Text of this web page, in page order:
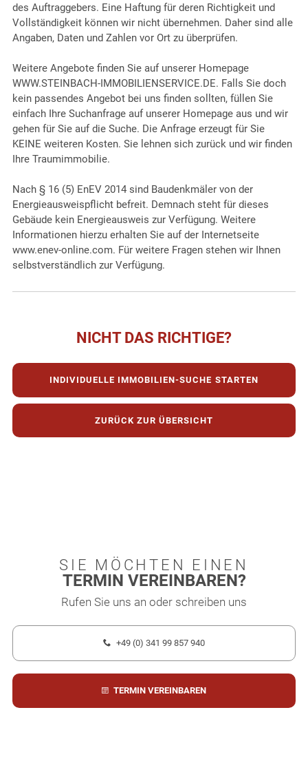
des Auftraggebers. Eine Haftung für deren Richtigkeit und
Vollständigkeit können wir nicht übernehmen. Daher sind alle
Angaben, Daten und Zahlen vor Ort zu überprüfen.
Weitere Angebote finden Sie auf unserer Homepage
WWW.STEINBACH-IMMOBILIENSERVICE.DE. Falls Sie doch
kein passendes Angebot bei uns finden sollten, füllen Sie
einfach Ihre Suchanfrage auf unserer Homepage aus und wir
gehen für Sie auf die Suche. Die Anfrage erzeugt für Sie
KEINE weiteren Kosten. Sie lehnen sich zurück und wir finden
Ihre Traumimmobilie.
Nach § 16 (5) EnEV 2014 sind Baudenkmäler von der
Energieausweispflicht befreit. Demnach steht für dieses
Gebäude kein Energieausweis zur Verfügung. Weitere
Informationen hierzu erhalten Sie auf der Internetseite
www.enev-online.com. Für weitere Fragen stehen wir Ihnen
selbstverständlich zur Verfügung.
NICHT DAS RICHTIGE?
INDIVIDUELLE IMMOBILIEN-SUCHE STARTEN
ZURÜCK ZUR ÜBERSICHT
SIE MÖCHTEN EINEN
TERMIN VEREINBAREN?
Rufen Sie uns an oder schreiben uns
+49 (0) 341 99 857 940
TERMIN VEREINBAREN